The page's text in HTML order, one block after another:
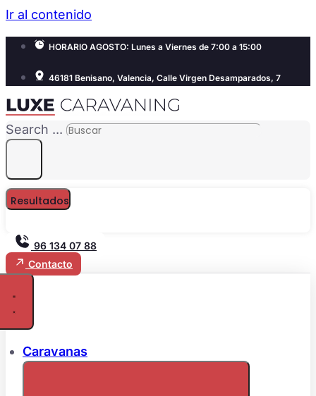
Ir al contenido
HORARIO AGOSTO: Lunes a Viernes de 7:00 a 15:00
46181 Benisano, Valencia, Calle Virgen Desamparados, 7
Search ...
Resultados
96 134 07 88
Contacto
Caravanas